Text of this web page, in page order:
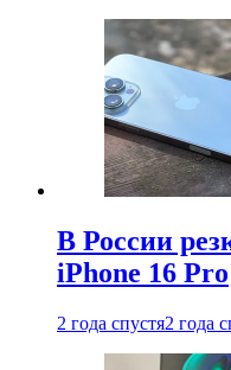
В России
iPhone 16 Pro
2 года спустя2 года